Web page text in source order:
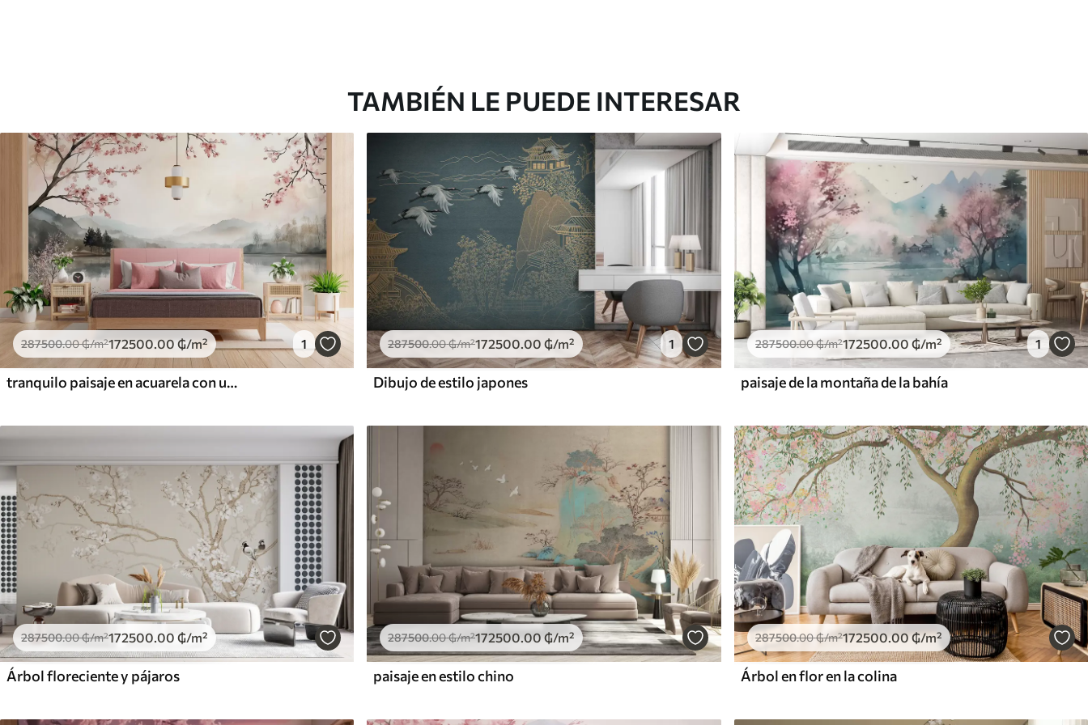
TAMBIÉN LE PUEDE INTERESAR
287500.00₲/m²172500.00₲/m² 1
tranquilo paisaje en acuarela con un lago y un árbol en flor
287500.00₲/m²172500.00 ₲/m² 1
Dibujo de estilo japones
287500.00₲/m²172500.00₲/m² 1
paisaje de la montaña de la bahía
287500.00₲/m²172500 .00 ₲/m²
Árbol floreciente y pájaros
287500.00₲/m²172500 .00 ₲/m²
paisaje en estilo chino
287500.00₲/m²172500.00₲/m²
Árbol en flor en la colina